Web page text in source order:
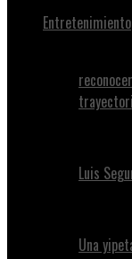
Entretenimiento
Luis
Una